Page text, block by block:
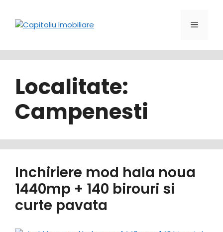
conținut
Meniu
Localitate:
Campenesti
Inchiriere mod hala noua
1440mp + 140 birouri si
curte pavata